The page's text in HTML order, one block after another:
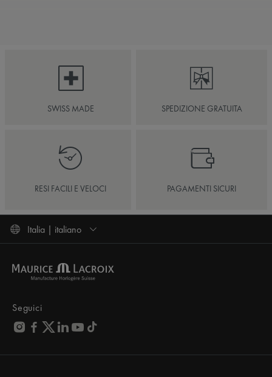
SWISS MADE SPEDIZIONE GRATUITA
RESI FACILI E VELOCI PAGAMENTI SICURI
Italia | italiano
Seguici